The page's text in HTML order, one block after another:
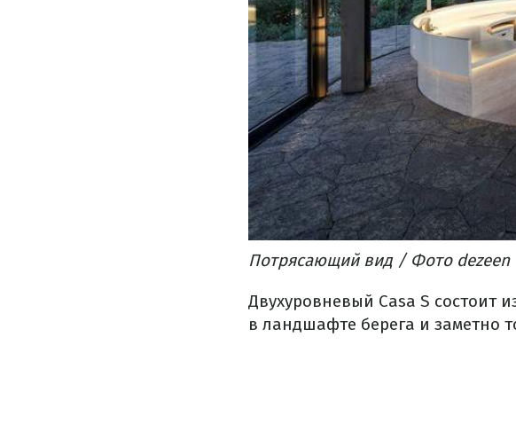
Потрясающий вид/ Фото dezeen
Двухуровневый Casa S состоит
в ландшафте берега и заметно